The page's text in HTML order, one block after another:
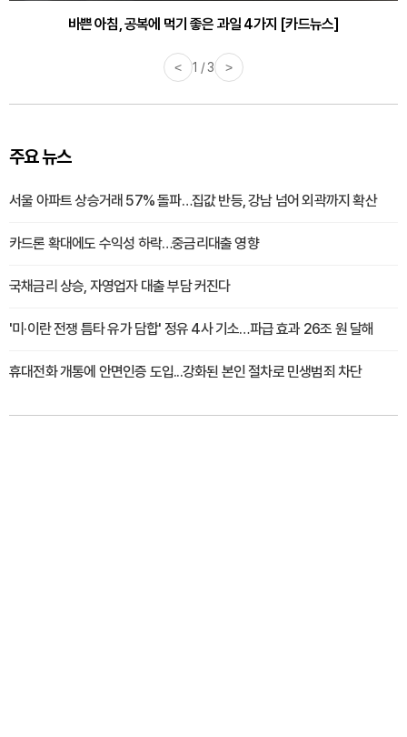
바쁜 아침, 공복에 먹기 좋은 과일 4가지 [카드뉴스]
< 1 / 3 >
주요 뉴스
서울 아파트 상승거래 57% 돌파…집값 반등, 강남 넘어 외곽까지 확산
카드론 확대에도 수익성 하락…중금리대출 영향
국채금리 상승, 자영업자 대출 부담 커진다
'미·이란 전쟁 틈타 유가 담합' 정유 4사 기소…파급 효과 26조 원 달해
휴대전화 개통에 안면인증 도입...강화된 본인 절차로 민생범죄 차단